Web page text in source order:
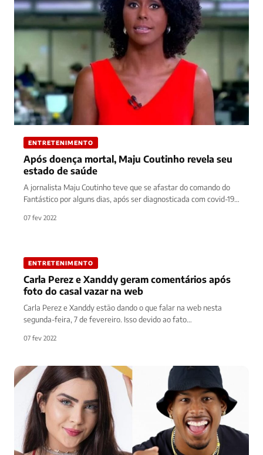
ENTRETENIMENTO
Após doença mortal, Maju Coutinho revela seu
estado de saúde
A jornalista Maju Coutinho teve que se afastar do comando do
Fantástico por alguns dias, após ser diagnosticada com covid-19.
07 fev 2022
ENTRETENIMENTO
Carla Perez e Xanddy geram comentários após
foto do casal vazar na web
Carla Perez e Xanddy estão dando o que falar na web nesta
segunda-feira, 7 de fevereiro. Isso devido ao fato…
07 fev 2022